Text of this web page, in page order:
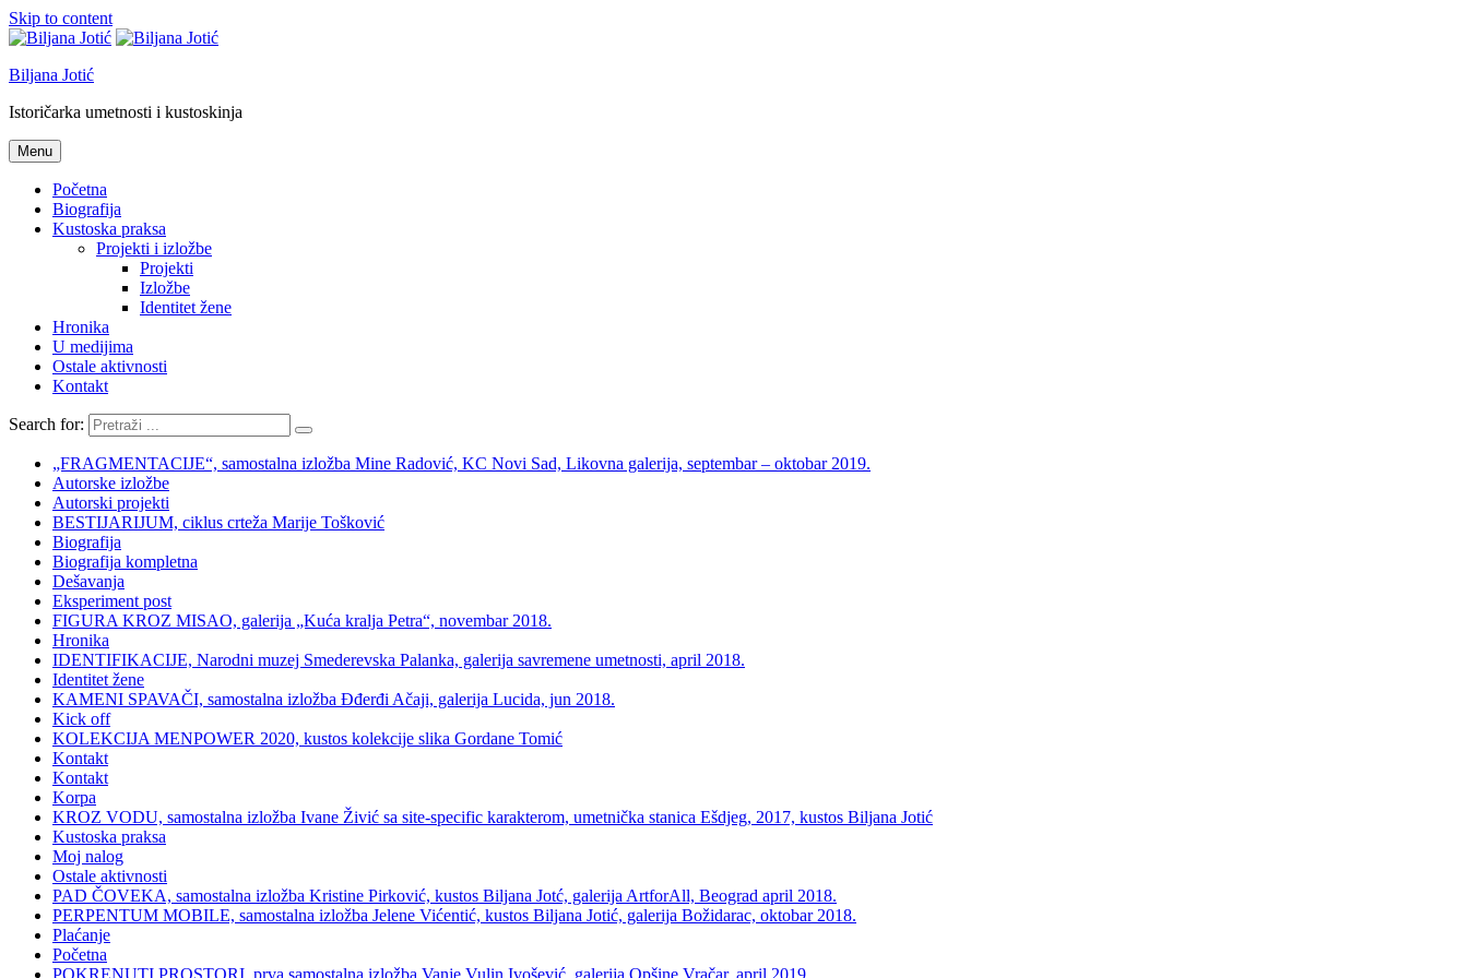
Skip to content
Biljana Jotić
Istoričarka umetnosti i kustoskinja
Menu
Početna
Biografija
Kustoska praksa
Projekti i izložbe
Projekti
Izložbe
Identitet žene
Hronika
U medijima
Ostale aktivnosti
Kontakt
Search for:
„FRAGMENTACIJE“, samostalna izložba Mine Radović, KC Novi Sad, Likovna galerija, septembar – oktobar 2019.
Autorske izložbe
Autorski projekti
BESTIJARIJUM, ciklus crteža Marije Tošković
Biografija
Biografija kompletna
Dešavanja
Eksperiment post
FIGURA KROZ MISAO, galerija „Kuća kralja Petra“, novembar 2018.
Hronika
IDENTIFIKACIJE, Narodni muzej Smederevska Palanka, galerija savremene umetnosti, april 2018.
Identitet žene
KAMENI SPAVAČI, samostalna izložba Đđerđi Ačaji, galerija Lucida, jun 2018.
Kick off
KOLEKCIJA MENPOWER 2020, kustos kolekcije slika Gordane Tomić
Kontakt
Kontakt
Korpa
KROZ VODU, samostalna izložba Ivane Živić sa site-specific karakterom, umetnička stanica Ešdjeg, 2017, kustos Biljana Jotić
Kustoska praksa
Moj nalog
Ostale aktivnosti
PAD ČOVEKA, samostalna izložba Kristine Pirković, kustos Biljana Jotć, galerija ArtforAll, Beograd april 2018.
PERPENTUM MOBILE, samostalna izložba Jelene Vićentić, kustos Biljana Jotić, galerija Božidarac, oktobar 2018.
Plaćanje
Početna
POKRENUTI PROSTORI, prva samostalna izložba Vanje Vulin Ivošević, galerija Opšine Vračar, april 2019.